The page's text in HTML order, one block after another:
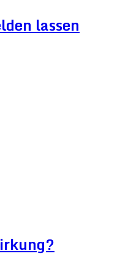
lassen